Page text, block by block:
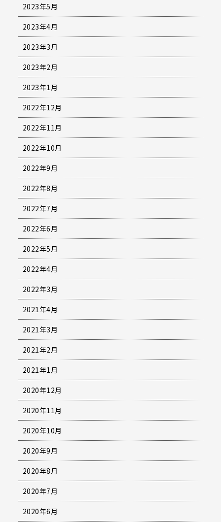
2023年5月
2023年4月
2023年3月
2023年2月
2023年1月
2022年12月
2022年11月
2022年10月
2022年9月
2022年8月
2022年7月
2022年6月
2022年5月
2022年4月
2022年3月
2021年4月
2021年3月
2021年2月
2021年1月
2020年12月
2020年11月
2020年10月
2020年9月
2020年8月
2020年7月
2020年6月